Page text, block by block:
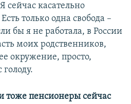
касательно
только одна свобода –
бы я не работала, в России
моих родственников,
окружение, просто,
тоже пенсионеры сейчас